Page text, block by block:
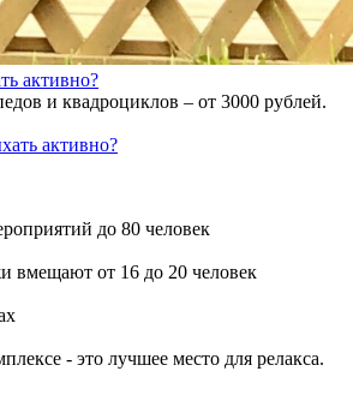
активно?
и квадроциклов – от 3000 рублей.
до 80 человек
вмещают от 16 до 20 человек
- это лучшее место для релакса.